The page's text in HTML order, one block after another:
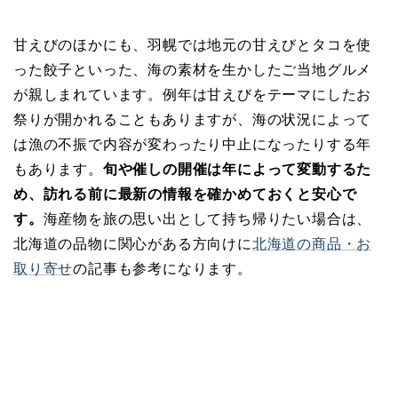
甘えびのほかにも、羽幌では地元の甘えびとタコを使
った餃子といった、海の素材を生かしたご当地グルメ
が親しまれています。例年は甘えびをテーマにしたお
祭りが開かれることもありますが、海の状況によって
は漁の不振で内容が変わったり中止になったりする年
もあります。 旬や催しの開催は年によって変動するた
め、訪れる前に最新の情報を確かめておくと安心で
す。 海産物を旅の思い出として持ち帰りたい場合は、
北海道の品物に関心がある方向けに北海道の商品・お
取り寄せの記事も参考になります。